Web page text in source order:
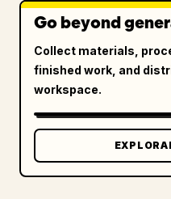
de retrato ampliado,
precisión del 99.7%
panel de detalles
derecho etiquetado
de identificación)
afiliación
1 panel de análisis
derecho etiquetado
Go beyond
Collect materials,
finished work, and
workspace.